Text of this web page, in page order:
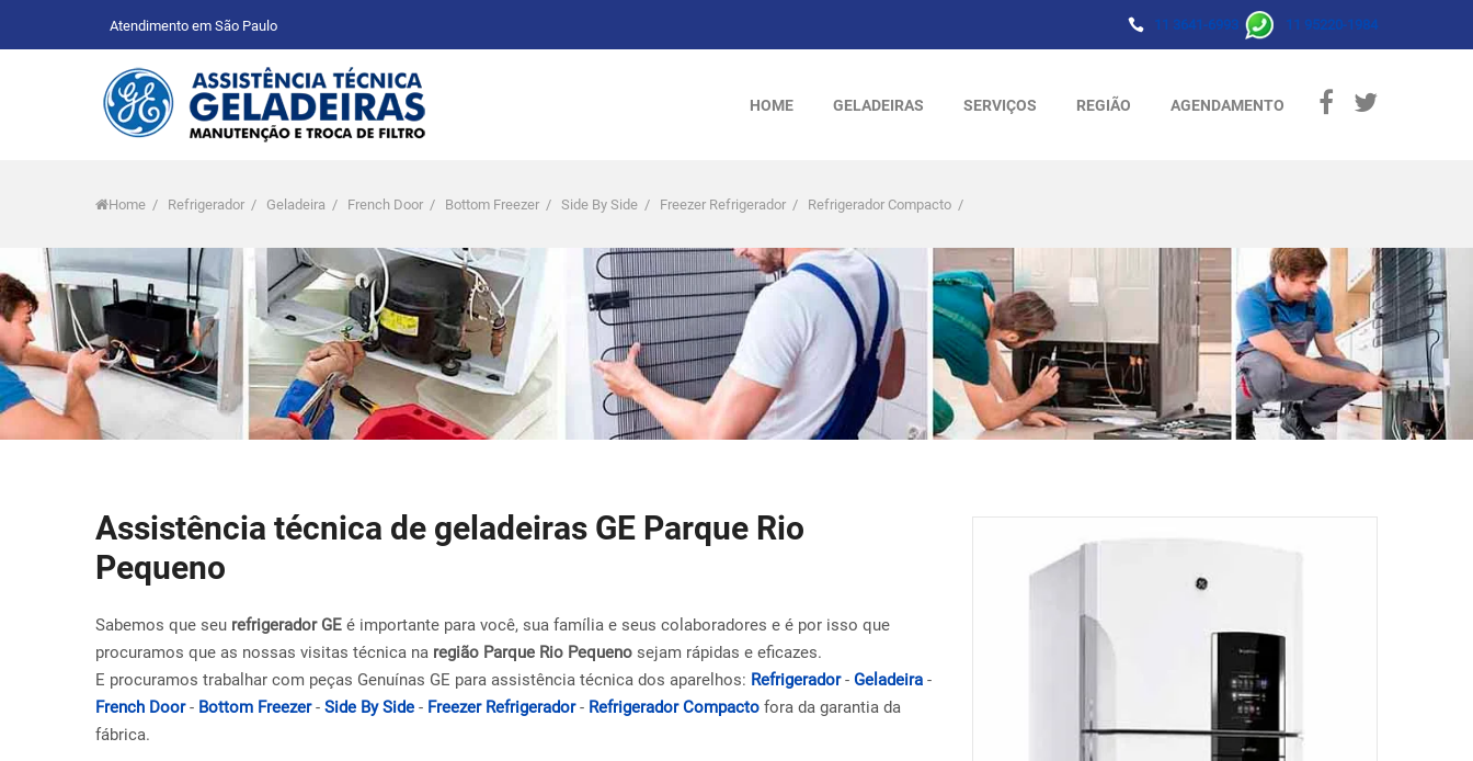
Atendimento em São Paulo 11 3641-6993 11 95220-1984
HOME GELADEIRAS SERVIÇOS REGIÃO AGENDAMENTO
Home / Refrigerador / Geladeira / French Door / Bottom Freezer / Side By Side / Freezer Refrigerador / Refrigerador Compacto /
Assistência técnica de geladeiras GE Parque Rio
Pequeno
Sabemos que seu refrigerador GE é importante para você, sua família e seus colaboradores e é por isso que
procuramos que as nossas visitas técnica na região Parque Rio Pequeno sejam rápidas e eficazes.
E procuramos trabalhar com peças Genuínas GE para assistência técnica dos aparelhos: Refrigerador- Geladeira -
French Door- Bottom Freezer- Side By Side - Freezer Refrigerador- Refrigerador Compacto fora da garantia da
fábrica.